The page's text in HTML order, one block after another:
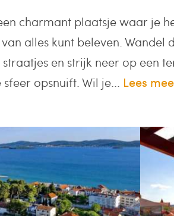
charmant plaatsje waar je
alles kunt beleven. Wandel
en strijk neer op een
opsnuift. Wil je... Lees